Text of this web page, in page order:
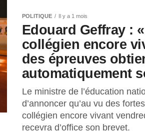
POLITIQUE Il y a 1 mois
Edouard Geffray :
collégien encore
des épreuves
automatiquement
Le ministre de l’éducation
d’annoncer qu’au vu des
collégien encore vivant
recevra d’office son brevet.